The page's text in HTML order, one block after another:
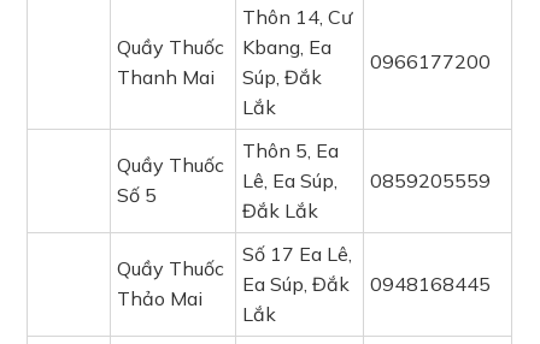
Quầy Thuốc
Thanh Mai
Thôn 14, Cư
Kbang, Ea
Súp, Đắk
Lắk
0966177200
Quầy Thuốc
Số 5
Thôn 5, Ea
Lê, Ea Súp,
Đắk Lắk
0859205559
Quầy Thuốc
Thảo Mai
Số 17 Ea Lê,
Ea Súp, Đắk
Lắk
0948168445